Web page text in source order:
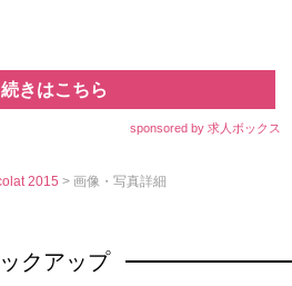
続きはこちら
sponsored by 求人ボックス
2015> 画像・写真詳細
クアップ